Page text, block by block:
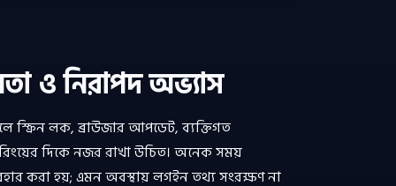
ও নিরাপদ অভ্যাস
স্ক্রিন লক, ব্রাউজার আপডেট, ব্যক্তিগত
দিকে নজর রাখা উচিত। অনেক সময়
করা হয়; এমন অবস্থায় লগইন তথ্য সংরক্ষণ না